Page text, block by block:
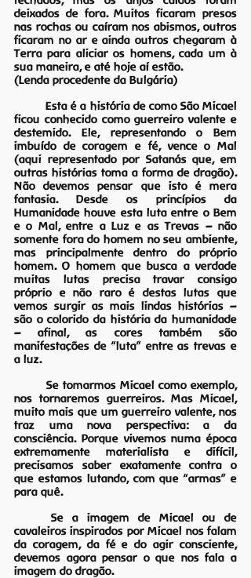
deixados de fora. Muitos ficaram presos
nas rochas ou caíram nos abismos, outros
ficaram no ar e ainda outros chegaram à
Terra para aliciar os homens, cada um à
sua maneira, e até hoje aí estão.
(Lenda procedente da Bulgária)
	Esta é a história de como São Micael
ficou conhecido como guerreiro valente e
destemido. Ele, representando o Bem
imbuído de coragem e fé, vence o Mal
(aqui representado por Satanás que, em
outras histórias toma a forma de dragão).
Não devemos pensar que isto é mera
fantasia. Desde os princípios da
Humanidade houve esta luta entre o Bem
e o Mal, entre a Luz e as Trevas – não
somente fora do homem no seu ambiente,
mas principalmente dentro do próprio
homem. O homem que busca a verdade
muitas lutas precisa travar consigo
próprio e não raro é destas lutas que
vemos surgir as mais lindas histórias –
são o colorido da história da humanidade
– afinal, as cores também são
manifestações de “luta” entre as trevas e
a luz.
nos tornaremos guerreiros. Mas Micael,
muito mais que um guerreiro valente, nos
traz uma nova perspectiva: a da
consciência. Porque vivemos numa época
extremamente materialista e difícil,
precisamos saber exatamente contra o
que estamos lutando, com que “armas” e
para quê.
cavaleiros inspirados por Micael nos falam
da coragem, da fé e do agir consciente,
devemos agora pensar o que nos fala a
imagem do dragão.